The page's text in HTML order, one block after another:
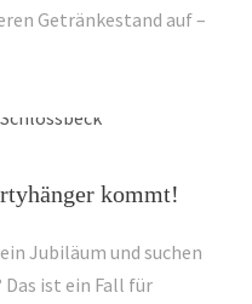
Getränkestand auf –
kommt!
Jubiläum und suchen
ist ein Fall für